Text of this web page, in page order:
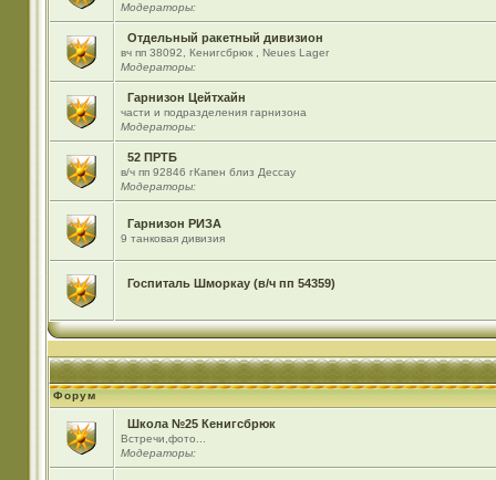
Модераторы:
Отдельный ракетный дивизион
вч пп 38092, Кенигсбрюк , Neues Lager
Модераторы:
Гарнизон Цейтхайн
части и подразделения гарнизона
Модераторы:
52 ПРТБ
в/ч пп 92846 гКапен близ Дессау
Модераторы:
Гарнизон РИЗА
9 танковая дивизия
Госпиталь Шморкау (в/ч пп 54359)
Форум
Школа №25 Кенигсбрюк
Встречи,фото...
Модераторы: